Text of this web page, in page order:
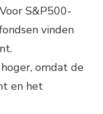
S&P500-
vinden
omdat de
en het